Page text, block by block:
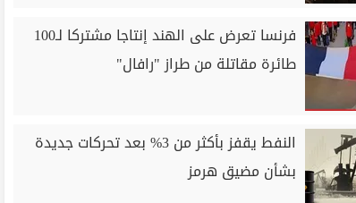
فرنسا تعرض على الهند إنتاجا مشتركا لـ100
طائرة مقاتلة من طراز "رافال"
النفط يقفز بأكثر من 3% بعد تحركات جديدة
بشأن مضيق هرمز